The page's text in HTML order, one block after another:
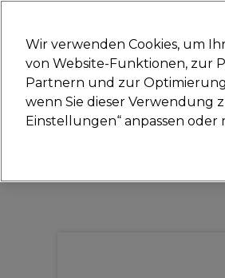
Marken Deals
Lieferung und
Wir verwenden Cookies, um
von Website-Funktionen, zur
Partnern und zur
wenn Sie dieser Verwendung
Einstellungen“ anpassen oder